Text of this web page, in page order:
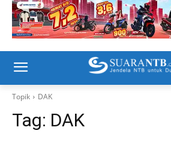
Topik DAK
Tag: DAK